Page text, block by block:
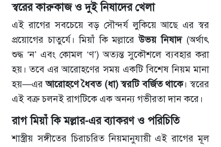
স্বরের কারুকাজ ও দুই নিষাদের খেলা
এই রাগের সবচেয়ে বড় সৌন্দর্য লুকিয়ে আছে এর স্বর
প্রয়োগের চাতুর্যে। মিয়াঁ কি মল্লারেউভয় নিষাদ(অর্থাৎ
শুদ্ধ ‘ন’ এবং কোমল ‘ণ’) অত্যন্ত সুকৌশলে ব্যবহার করা
হয়। তবে এর আরোহণের সময় একটি বিশেষ নিয়ম মানা
হয়—এরআরোহণে ধৈবত (ধা) স্বরটি বর্জিত থাকে। স্বরের
এই বক্র চলনই রাগটিকে এক অনন্য গভীরতা দান করে।
রাগ মিয়াঁ কি মল্লার-এর ব্যাকরণ ও পরিচিতি
শাস্ত্রীয় সঙ্গীতের চিরাচরিত নিয়মানুযায়ী এই রাগের মূল